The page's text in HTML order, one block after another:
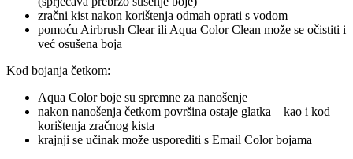
zračni kist nakon korištenja odmah oprati s vodom
pomoću Airbrush Clear ili Aqua Color Clean može se očistiti i
već osušena boja
Kod bojanja četkom:
Aqua Color boje su spremne za nanošenje
nakon nanošenja četkom površina ostaje glatka – kao i kod
korištenja zračnog kista
krajnji se učinak može usporediti s Email Color bojama